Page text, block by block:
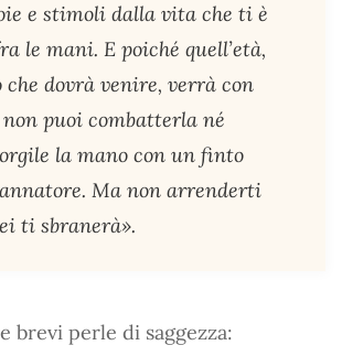
e stimoli dalla vita che ti è
le mani. E poiché quell’età,
che dovrà venire, verrà con
non puoi combatterla né
la mano con un finto
Ma non arrenderti
ti sbranerà».
brevi perle di saggezza: